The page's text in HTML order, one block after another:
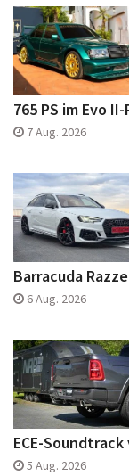
765 PS im Evo
7 Aug. 2026
Barracuda
6 Aug. 2026
ECE-Soundtrack
5 Aug. 2026